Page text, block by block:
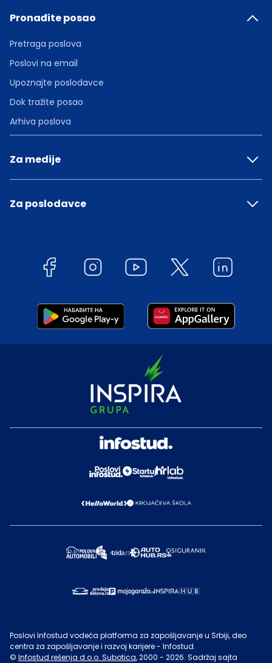
Pronađite posao
Pretraga poslova
Poslovi na email
Upoznajte poslodavce
Dok tražite posao
Arhiva poslova
Za medije
Za poslodavce
Poslovi Infostud vodeća platforma za zapošljavanje u Srbiji, deo
centra za zapošljavanje i razvoj karijere - Infostud.
© Infostud rešenja d.o.o. Subotica, 2000 - 2026. Sadržaj sajta